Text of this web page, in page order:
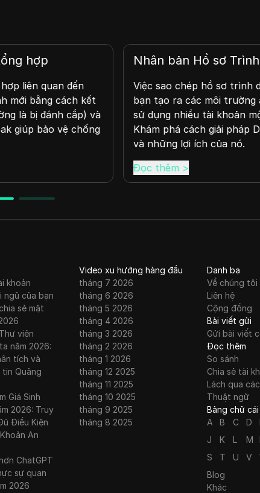
hợp
liên quan đến
mới bằng cách kết
là bị đánh cắp) và
giúp bảo vệ chống
Nhân bản Hồ sơ
Việc sao chép hồ sơ trình
bạn tạo ra các môi trường
sử dụng nhiều tài khoản
Khám phá cách giải pháp
và những lợi ích của nó.
Đọc thêm>
khoản
ngũ của bạn
sẻ mật
viện
năm 2026:
tích và
Quảng
Giá Sinh
2026: Truy
Điều Kiện
An
ChatGPT
sự quan
2026
Video xu hướng hàng đầu
tháng 7 2026
tháng 6 2026
tháng 5 2026
tháng 4 2026
tháng 3 2026
tháng 2 2026
tháng 1 2026
tháng 12 2025
tháng 11 2025
tháng 10 2025
tháng 9 2025
tháng 8 2025
Danh bạ
Về chúng tôi
Liên hệ
Cộng đồng
Bài viết gửi
Gửi bài viết
Đọc thêm
So sánh
Chia sẻ tài
Lách qua
Thuật ngữ
Bảng chữ
A
B C D
J
K L M
S
T U V
Blog
Khác